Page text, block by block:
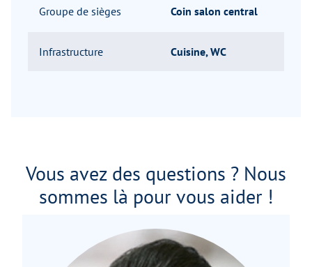
Groupe de sièges Coin salon central
Infrastructure Cuisine, WC
Vous avez des questions ? Nous
sommes là pour vous aider !